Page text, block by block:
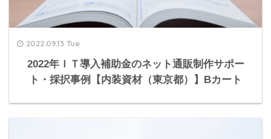
2022.09.13 Tue
2022年ＩＴ導入補助金のネット通販制作サポー
ト・採択事例【内装資材（東京都）】Bカート